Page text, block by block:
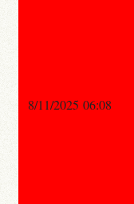
8/11/2025 06:08